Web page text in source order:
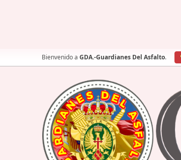
Bienvenido a GDA.-Guardianes Del Asfalto.